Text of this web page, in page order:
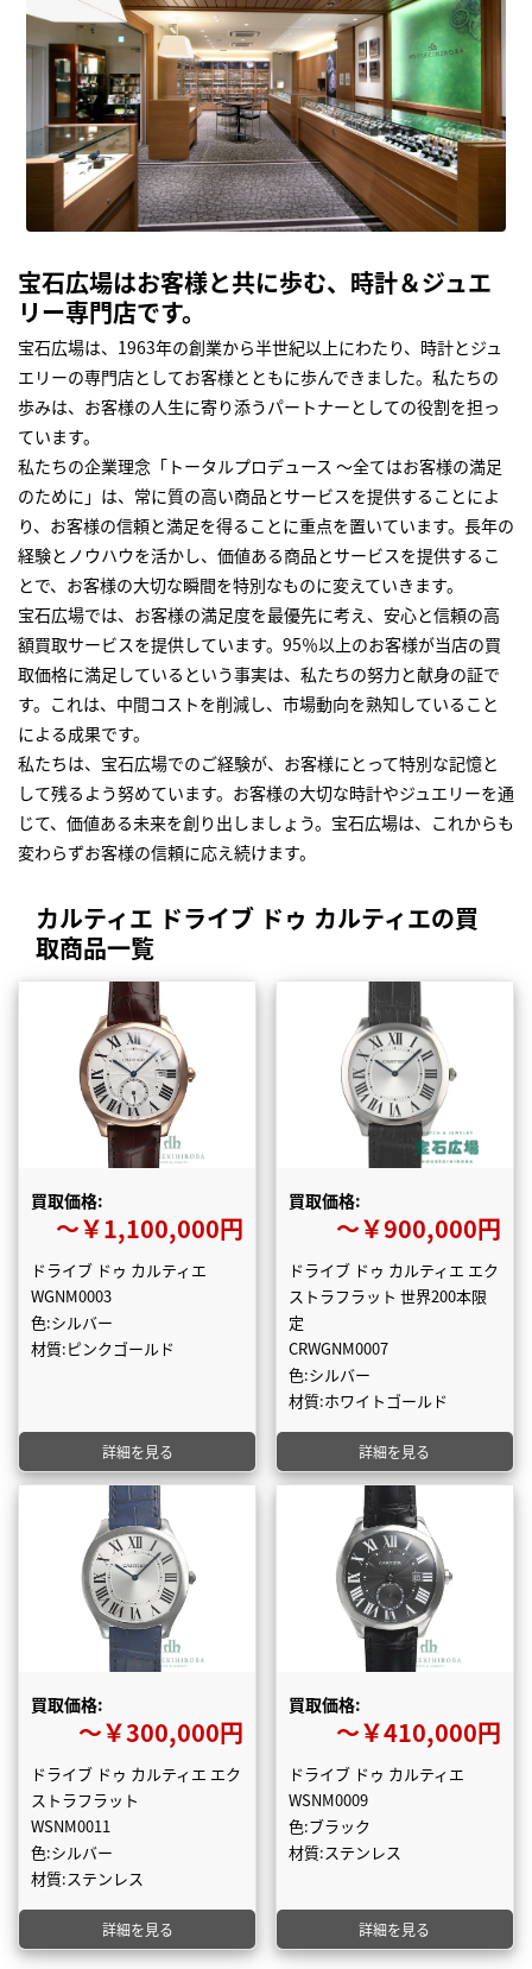
宝石広場はお客様と共に歩む、時計＆ジュエ
リー専門店です。
宝石広場は、1963年の創業から半世紀以上にわたり、時計とジュ
エリーの専門店としてお客様とともに歩んできました。私たちの
歩みは、お客様の人生に寄り添うパートナーとしての役割を担っ
ています。
私たちの企業理念「トータルプロデュース ～全てはお客様の満足
のために」は、常に質の高い商品とサービスを提供することによ
り、お客様の信頼と満足を得ることに重点を置いています。長年の
経験とノウハウを活かし、価値ある商品とサービスを提供するこ
とで、お客様の大切な瞬間を特別なものに変えていきます。
宝石広場では、お客様の満足度を最優先に考え、安心と信頼の高
額買取サービスを提供しています。95％以上のお客様が当店の買
取価格に満足しているという事実は、私たちの努力と献身の証で
す。これは、中間コストを削減し、市場動向を熟知していること
による成果です。
私たちは、宝石広場でのご経験が、お客様にとって特別な記憶と
して残るよう努めています。お客様の大切な時計やジュエリーを通
じて、価値ある未来を創り出しましょう。宝石広場は、これからも
変わらずお客様の信頼に応え続けます。
カルティエ ドライブ ドゥ カルティエの買
取商品一覧
買取価格:
〜￥1,100,000円
ドライブ ドゥ カルティエ
WGNM0003
色:シルバー
材質:ピンクゴールド
詳細を見る
買取価格:
〜￥900,000円
ドライブ ドゥ カルティエ エク
ストラフラット 世界200本限
定
CRWGNM0007
色:シルバー
材質:ホワイトゴールド
詳細を見る
買取価格:
〜￥300,000円
ドライブ ドゥ カルティエ エク
ストラフラット
WSNM0011
色:シルバー
材質:ステンレス
詳細を見る
買取価格:
〜￥410,000円
ドライブ ドゥ カルティエ
WSNM0009
色:ブラック
材質:ステンレス
詳細を見る